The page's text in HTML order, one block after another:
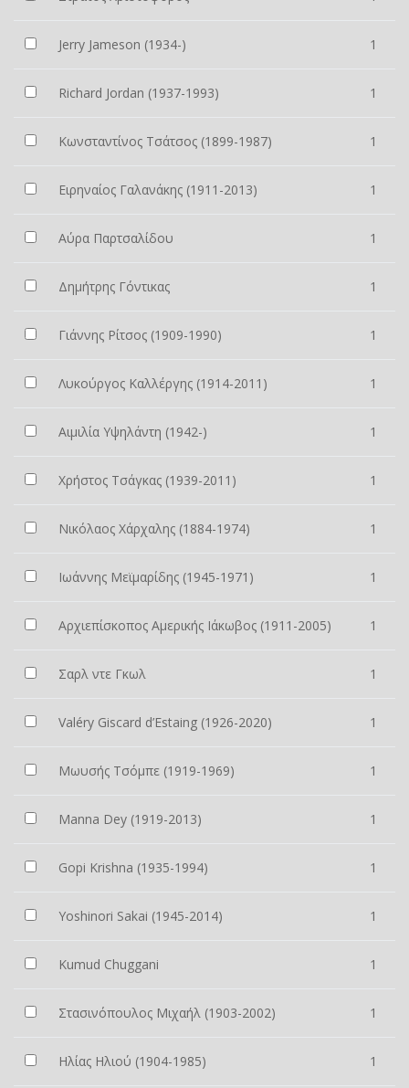
Jerry Jameson (1934-) 1
Richard Jordan (1937-1993) 1
Κωνσταντίνος Τσάτσος (1899-1987) 1
Ειρηναίος Γαλανάκης (1911-2013) 1
Αύρα Παρτσαλίδου 1
Δημήτρης Γόντικας 1
Γιάννης Ρίτσος (1909-1990) 1
Λυκούργος Καλλέργης (1914-2011) 1
Αιμιλία Υψηλάντη (1942-) 1
Χρήστος Τσάγκας (1939-2011) 1
Νικόλαος Χάρχαλης (1884-1974) 1
Ιωάννης Μεϊμαρίδης (1945-1971) 1
Αρχιεπίσκοπος Αμερικής Ιάκωβος (1911-2005) 1
Σαρλ ντε Γκωλ 1
Valéry Giscard d’Estaing (1926-2020) 1
Μωυσής Τσόμπε (1919-1969) 1
Manna Dey (1919-2013) 1
Gopi Krishna (1935-1994) 1
Yoshinori Sakai (1945-2014) 1
Kumud Chuggani 1
Στασινόπουλος Μιχαήλ (1903-2002) 1
Ηλίας Ηλιού (1904-1985) 1